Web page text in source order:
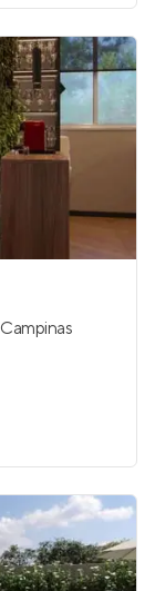
Campinas